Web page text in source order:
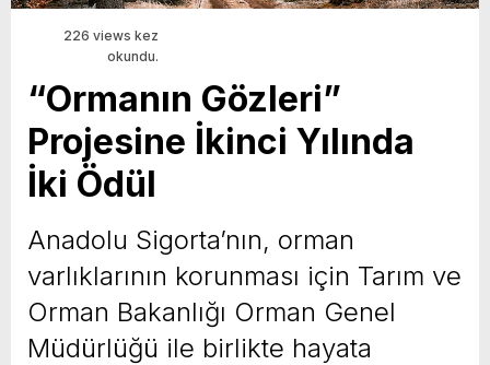
226 views kez
okundu.
“Ormanın Gözleri”
Projesine İkinci Yılında
İki Ödül
Anadolu Sigorta’nın, orman
varlıklarının korunması için Tarım ve
Orman Bakanlığı Orman Genel
Müdürlüğü ile birlikte hayata